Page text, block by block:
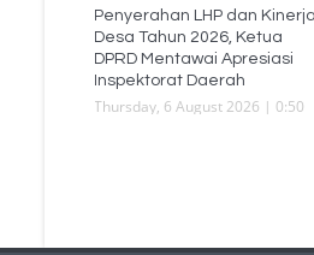
Penyerahan LHP dan Kinerja
Desa Tahun 2026, Ketua
DPRD Mentawai Apresiasi
Inspektorat Daerah
Thursday, 6 August 2026 | 0:50